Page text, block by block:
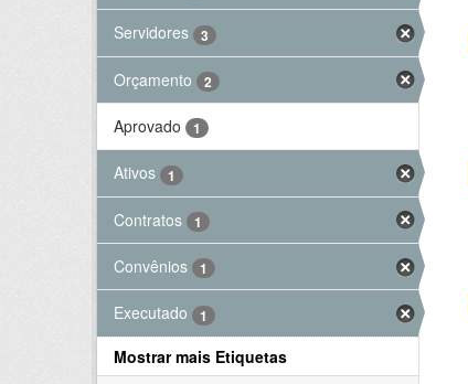
Servidores 3
Orçamento 2
Aprovado 1
Ativos 1
Contratos 1
Convênios 1
Executado 1
Mostrar mais Etiquetas